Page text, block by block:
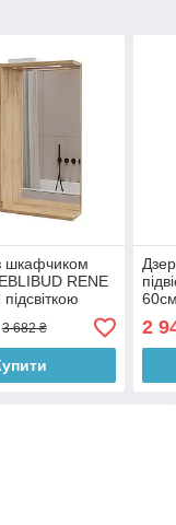
шкафчиком
RENE
Дуб крафт
3 682 ₴ 2